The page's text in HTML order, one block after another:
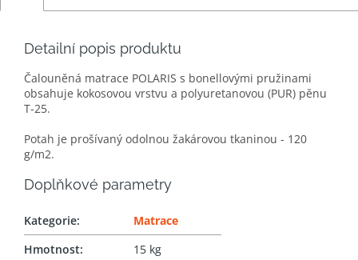
Detailní popis produktu
Čalouněná matrace POLARIS s bonellovými pružinami
obsahuje kokosovou vrstvu a polyuretanovou (PUR) pěnu
T-25.
Potah je prošívaný odolnou žakárovou tkaninou - 120
g/m2.
Doplňkové parametry
Kategorie:
Matrace
Hmotnost:
15 kg